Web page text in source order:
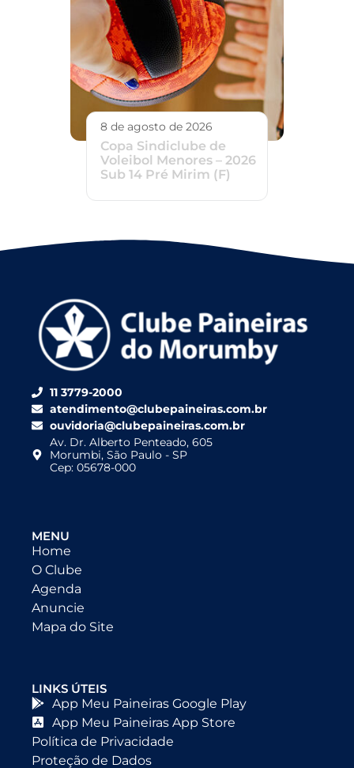
8 de agosto de 2026
Copa Sindiclube de
Voleibol Menores – 2026
Sub 14 Pré Mirim (F)
11 3779-2000
atendimento@clubepaineiras.com.br
ouvidoria@clubepaineiras.com.br
Av. Dr. Alberto Penteado, 605
Morumbi, São Paulo - SP
Cep: 05678-000
MENU
Home
O Clube
Agenda
Anuncie
Mapa do Site
LINKS ÚTEIS
App Meu Paineiras Google Play
App Meu Paineiras App Store
Política de Privacidade
Proteção de Dados